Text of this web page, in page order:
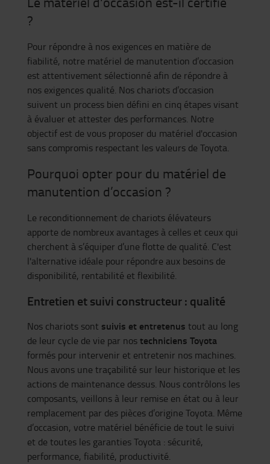
?
Pour répondre à nos exigences en matière de
fiabilité, notre matériel de manutention d’occasion
est attentivement sélectionné afin de répondre à
nos exigences qualité. Nos chariots d’occasion
suivent un process bien défini en cinq étapes visant
à évaluer et attester des performances. Notre
objectif est de vous proposer du matériel d'occasion
sans compromis respectant les valeurs de Toyota.
Pourquoi opter pour du matériel de
manutention d’occasion ?
Le reconditionnement de chariots élévateurs
apporte de nombreux avantages à celles et ceux qui
cherchent à s’équiper d’une flotte de qualité. C'est
l'alternative idéale pour répondre aux besoins de
disponibilité, rentabilité et flexibilité.
Entretien et suivi constructeur : qualité
Nos chariots sont suivis et entretenus tout au long
de leur cycle de vie par nostechniciens Toyota
formés pour intervenir et entretenir nos machines.
Nous avons une traçabilité sur leur historique et les
actions de maintenance dessus. Nous contrôlons les
composants, veillons à leur remise en état ou à leur
remplacement par des pièces d’origine Toyota. Même
d’occasion, votre matériel bénéficie de tout le suivi
et de toutes les garanties Toyota : sécurité,
performance, fiabilité, productivité.